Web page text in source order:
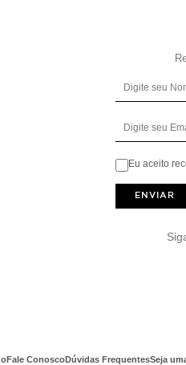
Eu aceito
ENVIAR
Fale ConoscoDúvidas FrequentesSeja